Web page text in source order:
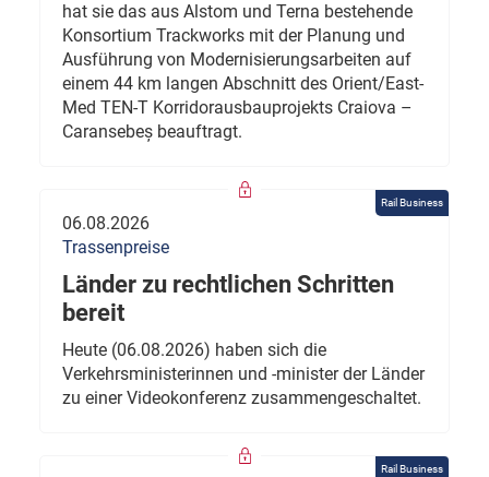
hat sie das aus Alstom und Terna bestehende
Konsortium Trackworks mit der Planung und
Ausführung von Modernisierungsarbeiten auf
einem 44 km langen Abschnitt des Orient/East-
Med TEN-T Korridorausbauprojekts Craiova –
Caransebeș beauftragt.
Rail Business
06.08.2026
Trassenpreise
Länder zu rechtlichen Schritten
bereit
Heute (06.08.2026) haben sich die
Verkehrsministerinnen und -minister der Länder
zu einer Videokonferenz zusammengeschaltet.
Rail Business